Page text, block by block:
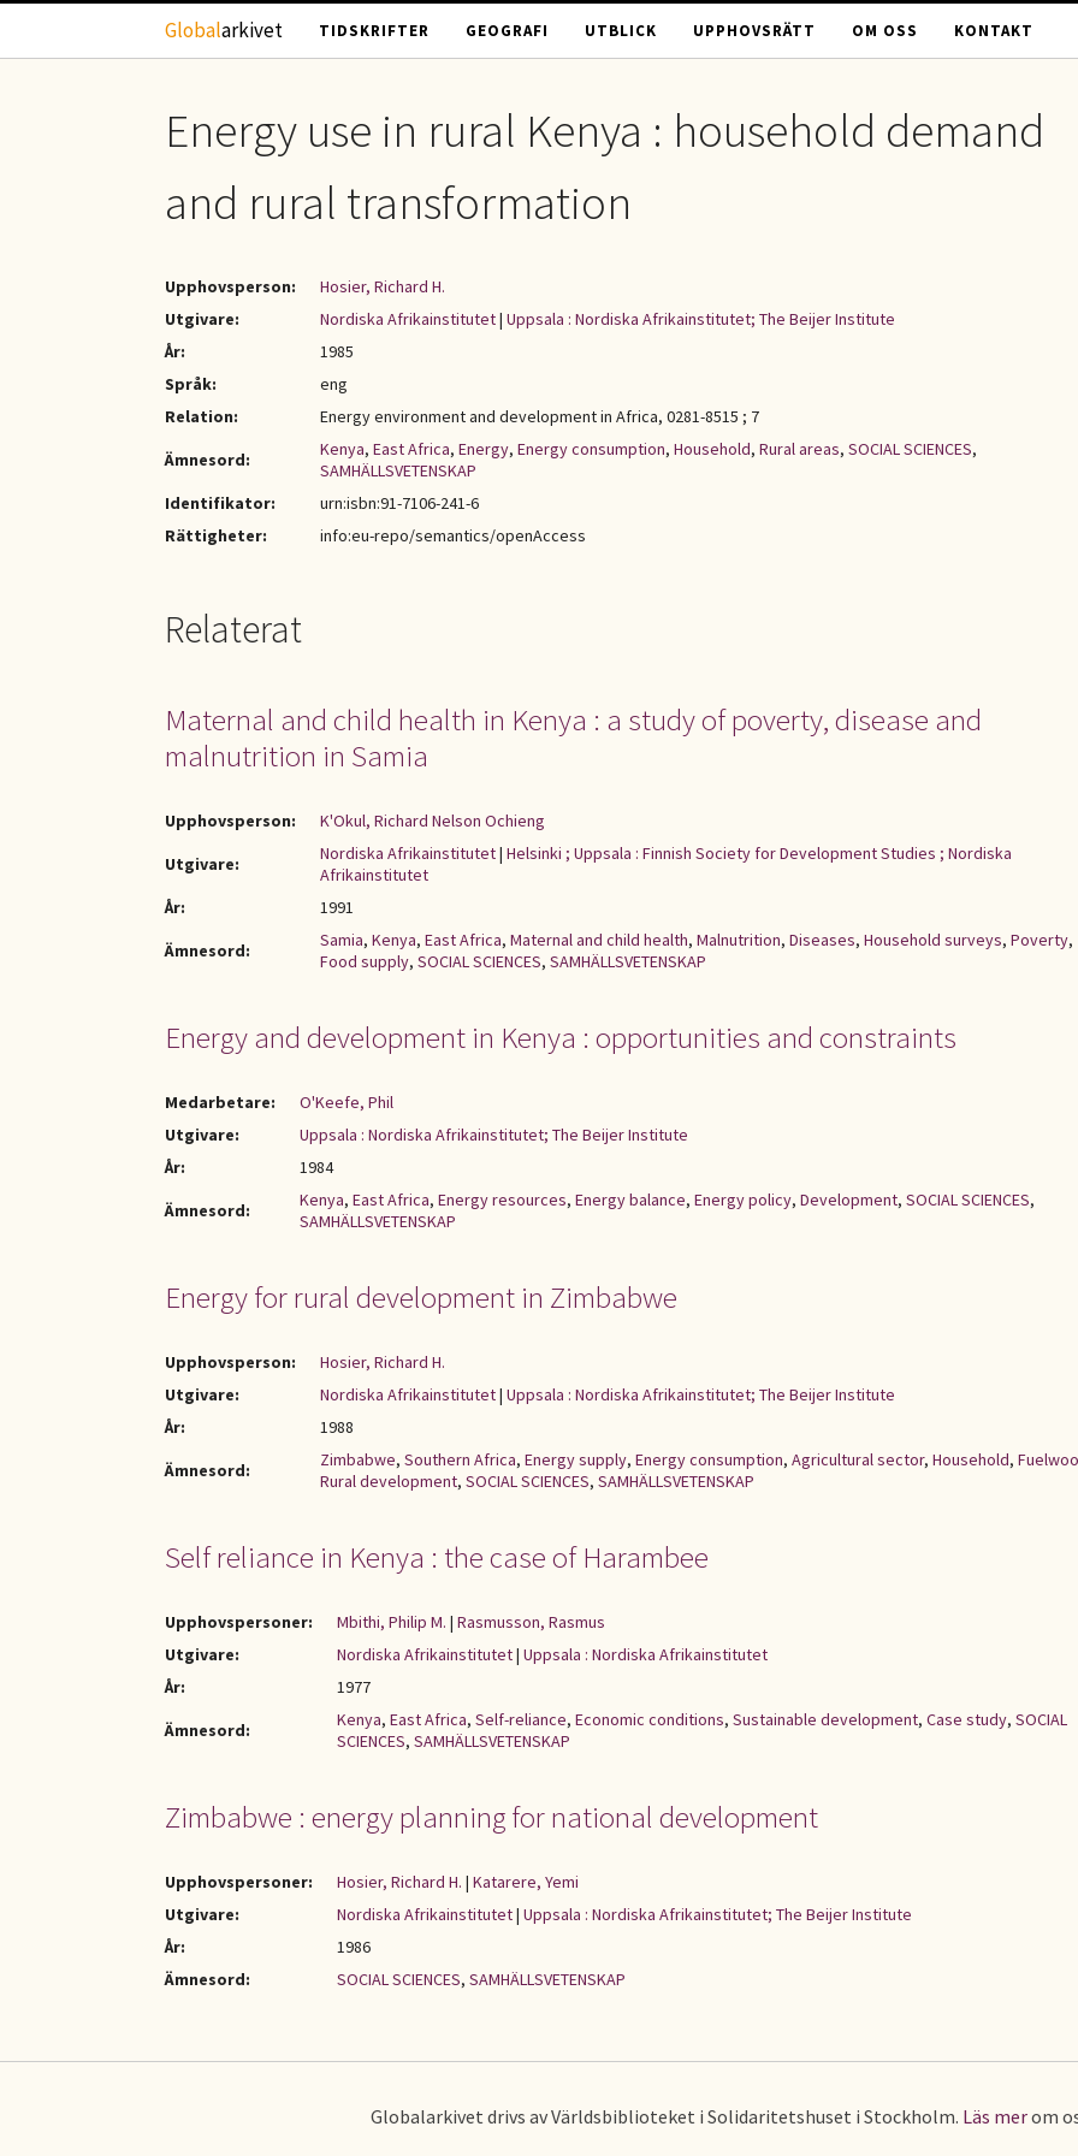
Hoppa till huvudinnehåll
Globalarkivet TIDSKRIFTER GEOGRAFI UTBLICK UPPHOVSRÄTT OM OSS KONTAKT
Energy use in rural Kenya : household demand
and rural transformation
Upphovsperson:
Hosier, Richard H.
Utgivare:
Nordiska Afrikainstitutet| Uppsala : Nordiska Afrikainstitutet; The Beijer Institute
År:
1985
Språk:
eng
Relation:
Energy environment and development in Africa, 0281-8515 ; 7
Ämnesord:
Kenya, East Africa, Energy, Energy consumption, Household, Rural areas, SOCIAL SCIENCES,
SAMHÄLLSVETENSKAP
Identifikator:
urn:isbn:91-7106-241-6
Rättigheter:
info:eu-repo/semantics/openAccess
Relaterat
Maternal and child health in Kenya : a study of poverty, disease and
malnutrition in Samia
Upphovsperson:
K'Okul, Richard Nelson Ochieng
Utgivare:
Nordiska Afrikainstitutet| Helsinki ; Uppsala : Finnish Society for Development Studies ; Nordiska
Afrikainstitutet
År:
1991
Ämnesord:
Samia, Kenya, East Africa, Maternal and child health, Malnutrition, Diseases, Household surveys, Poverty,
Food supply, SOCIAL SCIENCES, SAMHÄLLSVETENSKAP
Energy and development in Kenya : opportunities and constraints
Medarbetare:
O'Keefe, Phil
Utgivare:
Uppsala : Nordiska Afrikainstitutet; The Beijer Institute
År:
1984
Ämnesord:
Kenya, East Africa, Energy resources, Energy balance, Energy policy, Development, SOCIAL SCIENCES,
SAMHÄLLSVETENSKAP
Energy for rural development in Zimbabwe
Upphovsperson:
Hosier, Richard H.
Utgivare:
Nordiska Afrikainstitutet| Uppsala : Nordiska Afrikainstitutet; The Beijer Institute
År:
1988
Ämnesord:
Zimbabwe, Southern Africa, Energy supply, Energy consumption, Agricultural sector, Household,
Rural development, SOCIAL SCIENCES, SAMHÄLLSVETENSKAP
Self reliance in Kenya : the case of Harambee
Upphovspersoner: Mbithi, Philip M. | Rasmusson, Rasmus
Utgivare:
Nordiska Afrikainstitutet| Uppsala : Nordiska Afrikainstitutet
År:
1977
Ämnesord:
Kenya, East Africa, Self-reliance, Economic conditions, Sustainable development, Case study, SOCIAL
SCIENCES, SAMHÄLLSVETENSKAP
Zimbabwe : energy planning for national development
Upphovspersoner: Hosier, Richard H. | Katarere, Yemi
Utgivare:
Nordiska Afrikainstitutet| Uppsala : Nordiska Afrikainstitutet; The Beijer Institute
År:
1986
Ämnesord:
SOCIAL SCIENCES, SAMHÄLLSVETENSKAP
Globalarkivet drivs av Världsbiblioteket i Solidaritetshuset i Stockholm. Läs merom